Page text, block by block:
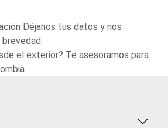
Déjanos tus datos y nos
el exterior? Te asesoramos para